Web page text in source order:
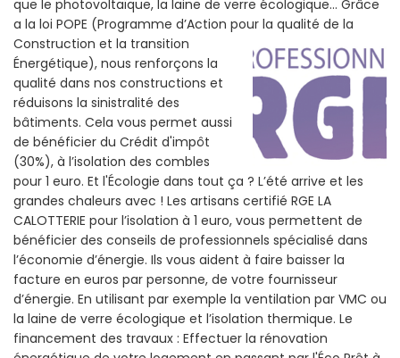
que le photovoltaïque, la laine de verre écologique... Grâce
a la loi POPE (Programme d’Action pour la qualité de la
Construction et la transition
Énergétique), nous renforçons la
qualité dans nos constructions et
réduisons la sinistralité des
bâtiments. Cela vous permet aussi
de bénéficier du Crédit d'impôt
(30%), à l’isolation des combles
pour 1 euro. Et l'Écologie dans tout ça ? L’été arrive et les
grandes chaleurs avec ! Les artisans certifié RGE LA
CALOTTERIE pour l’isolation à 1 euro, vous permettent de
bénéficier des conseils de professionnels spécialisé dans
l’économie d’énergie. Ils vous aident à faire baisser la
facture en euros par personne, de votre fournisseur
d’énergie. En utilisant par exemple la ventilation par VMC ou
la laine de verre écologique et l’isolation thermique. Le
financement des travaux : Effectuer la rénovation